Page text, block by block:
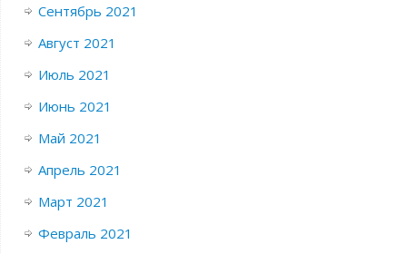
Сентябрь 2021
Август 2021
Июль 2021
Июнь 2021
Май 2021
Апрель 2021
Март 2021
Февраль 2021